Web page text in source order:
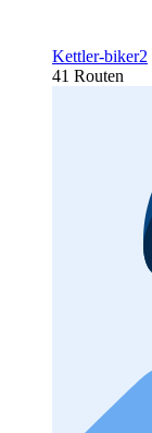
Kettler-biker2
41 Routen